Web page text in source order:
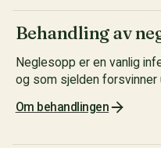
Behandling av
Neglesopp er en vanlig
og som sjelden forsvinner
Om behandlingen